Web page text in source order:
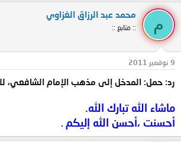
م
محمد عبد الرزاق الغزاوي
:: متابع ::
9 نوفمبر 2011
رد: حمل: المدخل إلى مذهب الإمام الشافعي،
ماشاء الله تبارك الله.
أحسنت ،أحسن الله إليكم .